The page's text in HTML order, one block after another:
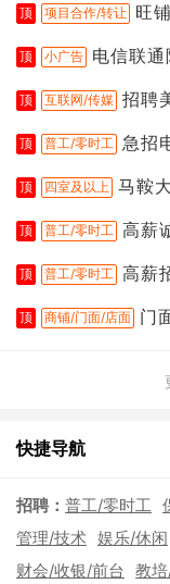
顶 项目合作/转让 旺
顶 小广告 电信联
顶 互联网/传媒 招聘
顶 普工/零时工 急招
顶 四室及以上 马鞍
顶 普工/零时工 高薪
顶 普工/零时工 高薪
顶 商铺/门面/店面 门
快捷导航
招聘： 普工/零时工
管理/技术 娱乐/休闲
财会/收银/前台 教